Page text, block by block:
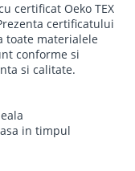
certificat Oeko TEX
certificatului
toate materialele
conforme si
si calitate.
in timpul